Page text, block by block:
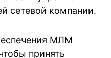
сетевой компании.
МЛМ
принять